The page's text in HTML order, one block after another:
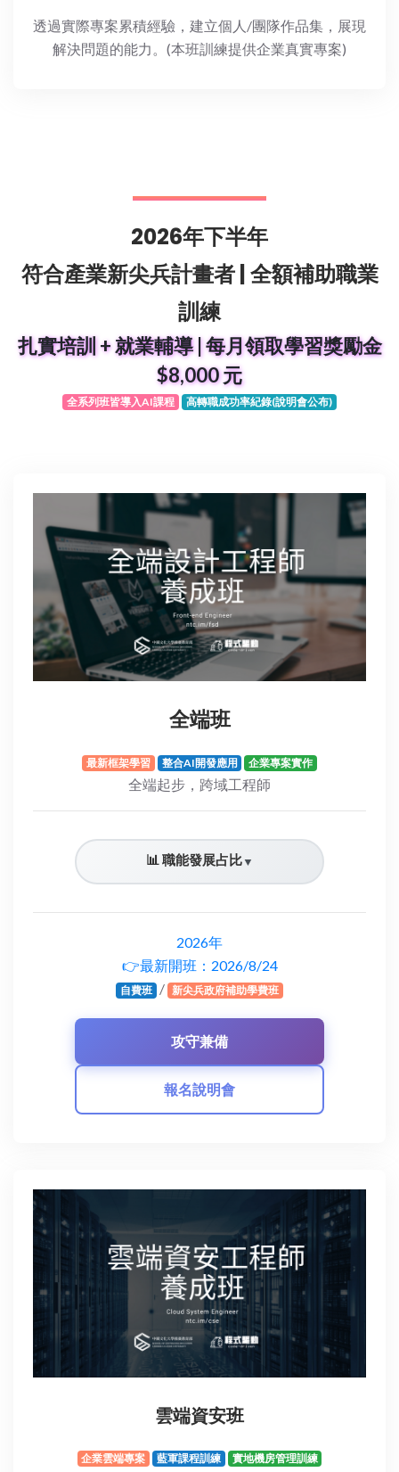
透過實際專案累積經驗，建立個人/團隊作品集，展現
解決問題的能力。(本班訓練提供企業真實專案)
2026年下半年
符合產業新尖兵計畫者 | 全額補助職業
訓練
扎實培訓 + 就業輔導 | 每月領取學習獎勵金
$8,000 元
全系列班皆導入AI課程 高轉職成功率紀錄(說明會公布)
全端班
最新框架學習 整合AI開發應用 企業專案實作
全端起步，跨域工程師
📊 職能發展占比▼
2026年
👉最新開班：2026/8/24
自費班 / 新尖兵政府補助學費班
報名說明會
雲端資安班
企業雲端專案 藍軍課程訓練 實地機房管理訓練